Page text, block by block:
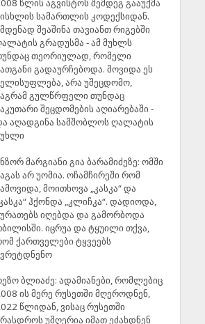
წლის აგვისტოს შემდეგ გააუქმა
სამართლის კოდექსიდან.
შეაშინა თავიანთ რიგებში
გრადუსმა - ამ მუხლს
თეორიულად, რომელი
გადაურჩებოდა. მოვიდა ეს
არა უშეცდომო,
გულწრფელი თუნდაც
შეცდომების აღიარებაში -
აღადგინა სამშობლოს ღალატის
მარგიანი გია ბარამიძეზე: ომში
არ უომია. ოჩამჩირეში რომ
მოითხოვა „კასკა“ და
ჰქონდა „კლიჩკა“. დადიოდა,
იღებდა და გამორბოდა
იცრუა და ტყუილი თქვა,
ქართველები ტყვეებს
ბლიაძე: ადამიანები, რომლებიც
ის მერე რუსეთში მღეროდნენ,
წლიდან, ვისაც რუსეთში
უმღერია იმათ ეძახდნენ